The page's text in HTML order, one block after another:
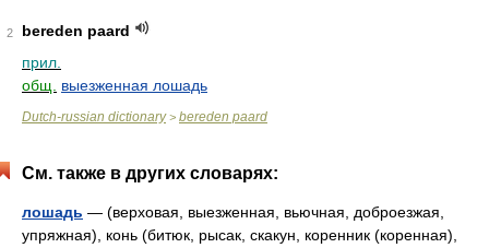
2
bereden paard
прил.
общ.
выезженная лошадь
Dutch-russian dictionary> bereden paard
См. также в других словарях:
лошадь — (верховая, выезженная, вьючная, доброезжая,
упряжная), конь (битюк, рысак, скакун, коренник (коренная),